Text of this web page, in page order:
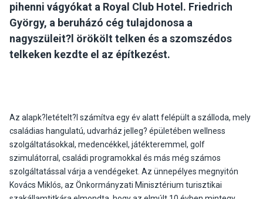
pihenni vágyókat a Royal Club Hotel. Friedrich
György, a beruházó cég tulajdonosa a
nagyszüleit?l örökölt telken és a szomszédos
telkeken kezdte el az építkezést.
Az alapk?letételt?l számítva egy év alatt felépült a szálloda, mely
családias hangulatú, udvarház jelleg? épületében wellness
szolgáltatásokkal, medencékkel, játékteremmel, golf
szimulátorral, családi programokkal és más még számos
szolgáltatással várja a vendégeket. Az ünnepélyes megnyitón
Kovács Miklós, az Önkormányzati Minisztérium turisztikai